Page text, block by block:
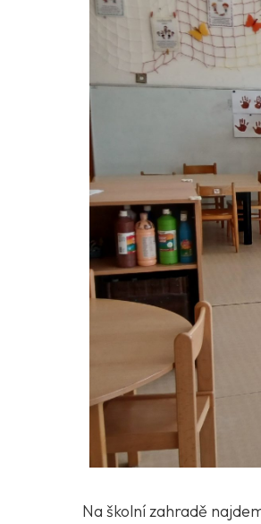
Na školní zahradě